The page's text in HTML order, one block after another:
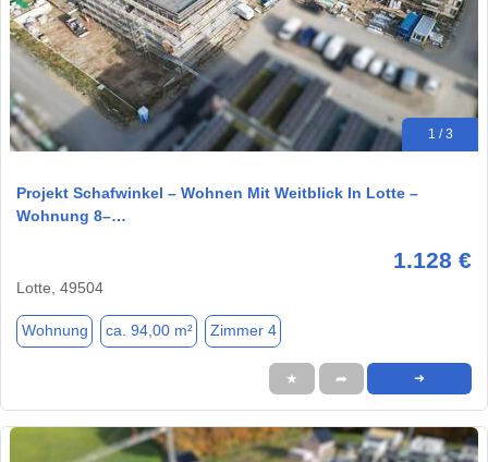
1 / 3
Projekt Schafwinkel – Wohnen Mit Weitblick In Lotte –
Wohnung 8–…
1.128 €
Lotte, 49504
Wohnung ca. 94,00 m² Zimmer 4
★ ➦ ➜